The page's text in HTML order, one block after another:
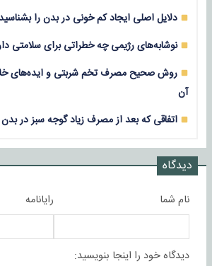
دلایل اصلی ایجاد کم خونی در بدن را
نوشابه‌های رژیمی چه خطراتی برای سلامتی
روش صحیح مصرف تخم شربتی و ایده‌های
آن
اتفاقی که بعد از مصرف زیاد گوجه سبز در
دیدگاه
نام شما رایانامه
دیدگاه خود را اینجا بنویسید: